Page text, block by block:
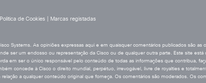
Política de Cookies
Marcas registadas
Systems. As opiniões expressas aqui e em quaisquer comentários publicados são as
ser um endosso ou representação da Cisco ou de qualquer outra parte. Este site está
em ser o único responsável pelo conteúdo de todas as informações que contribua,
concede à Cisco o direito mundial, perpétuo, irrevogável, livre de royalties e
a qualquer conteúdo original que forneça. Os comentários são moderados. Os